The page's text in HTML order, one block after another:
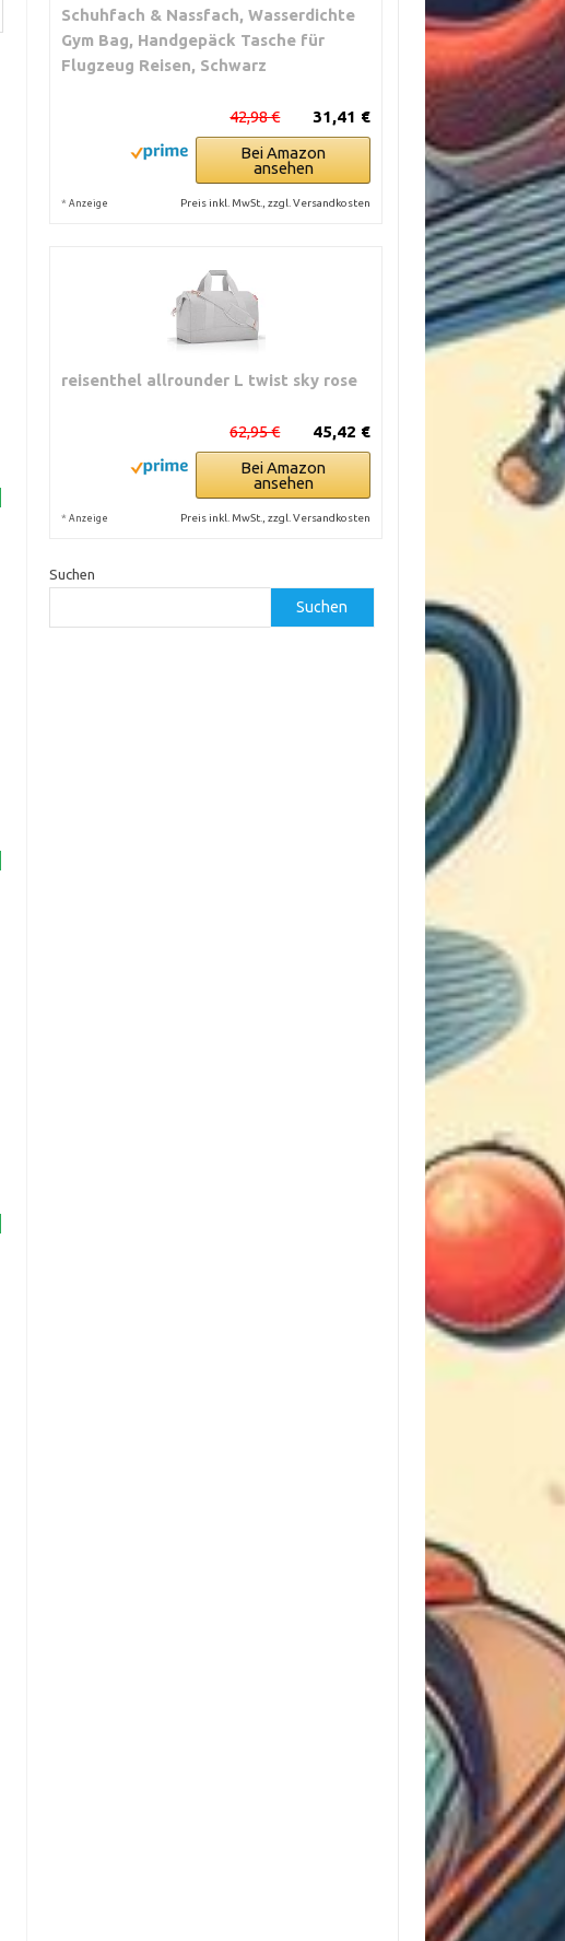
Schuhfach & Nassfach, Wasserdichte
Gym Bag, Handgepäck Tasche für
Flugzeug Reisen, Schwarz
31,41 €
42,98 €
Bei Amazon
ansehen
* Anzeige Preis inkl. MwSt., zzgl. Versandkosten
reisenthel allrounder L twist sky rose
45,42 €
62,95 €
Bei Amazon
ansehen
* Anzeige Preis inkl. MwSt., zzgl. Versandkosten
Suchen
Suchen